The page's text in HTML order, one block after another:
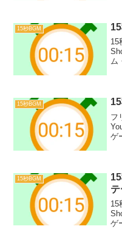
り
す
15秒BGM
15
ム
ピ
15秒BGM
フ
ゲ
ー
15秒BGM
テ
15
ゲ